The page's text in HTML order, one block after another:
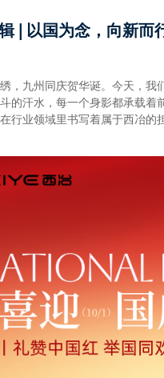
| 以国为念，向新而
，九州同庆贺华诞。今天，
的汗水，每一个身影都承载
行业领域里书写着属于西冶的